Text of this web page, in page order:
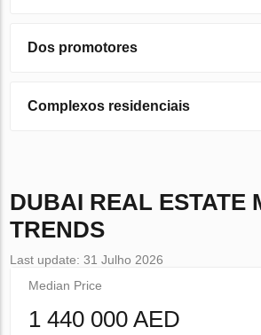
Dos promotores
Complexos residenciais
DUBAI REAL ESTATE
TRENDS
Last update: 31 Julho 2026
Median Price
1 440 000 AED